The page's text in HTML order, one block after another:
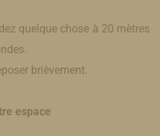
quelque chose à 20 mètres
brièvement.
espace